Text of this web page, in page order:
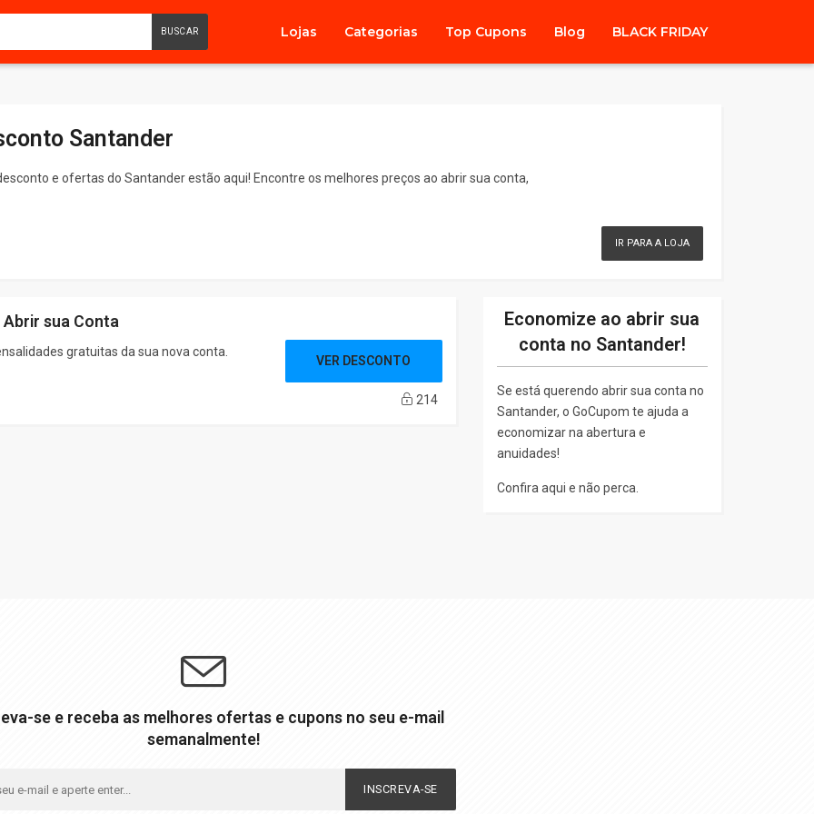
BUSCAR Lojas Categorias Top Cupons Blog BLACK FRIDAY
Santander
e ofertas do Santander estão aqui! Encontre os melhores preços ao abrir sua conta,
IR PARA A LOJA
Abrir sua Conta
gratuitas da sua nova conta.
VER DESCONTO
214
Economize ao abrir sua
conta no Santander!
Se está querendo abrir sua conta no
Santander, o GoCupom te ajuda a
economizar na abertura e
anuidades!
Confira aqui e não perca.
se e receba as melhores ofertas e cupons no seu e-mail
semanalmente!
INSCREVA-SE